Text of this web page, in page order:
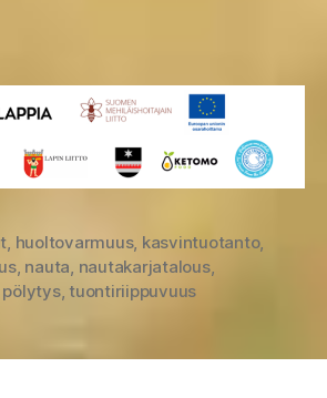
, huoltovarmuus, kasvintuotanto,
, nauta, nautakarjatalous,
pölytys, tuontiriippuvuus